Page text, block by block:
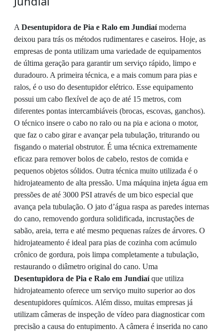
A Desentupidora de Pia e Ralo em Jundiaímoderna
deixou para trás os métodos rudimentares e caseiros. Hoje, as
empresas de ponta utilizam uma variedade de equipamentos
de última geração para garantir um serviço rápido, limpo e
duradouro. A primeira técnica, e a mais comum para pias e
ralos, é o uso do desentupidor elétrico. Esse equipamento
possui um cabo flexível de aço de até 15 metros, com
diferentes pontas intercambiáveis (brocas, escovas, ganchos).
O técnico insere o cabo no ralo ou na pia e aciona o motor,
que faz o cabo girar e avançar pela tubulação, triturando ou
fisgando o material obstrutor. É uma técnica extremamente
eficaz para remover bolos de cabelo, restos de comida e
pequenos objetos sólidos. Outra técnica muito utilizada é o
hidrojateamento de alta pressão. Uma máquina injeta água em
pressões de até 3000 PSI através de um bico especial que
avança pela tubulação. O jato d’água raspa as paredes internas
do cano, removendo gordura solidificada, incrustações de
sabão, areia, terra e até mesmo pequenas raízes de árvores. O
hidrojateamento é ideal para pias de cozinha com acúmulo
crônico de gordura, pois limpa completamente a tubulação,
restaurando o diâmetro original do cano. Uma
Desentupidora de Pia e Ralo em Jundiaíque utiliza
hidrojateamento oferece um serviço muito superior ao dos
desentupidores químicos. Além disso, muitas empresas já
utilizam câmeras de inspeção de vídeo para diagnosticar com
precisão a causa do entupimento. A câmera é inserida no cano